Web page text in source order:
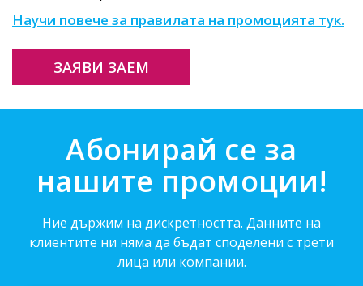
Научи повече за правилата на промоцията тук.
ЗАЯВИ ЗАЕМ
Абонирай се за
нашите промоции!
Ние държим на дискретността. Данните на
клиентите ни няма да бъдат споделени с трети
лица или компании.